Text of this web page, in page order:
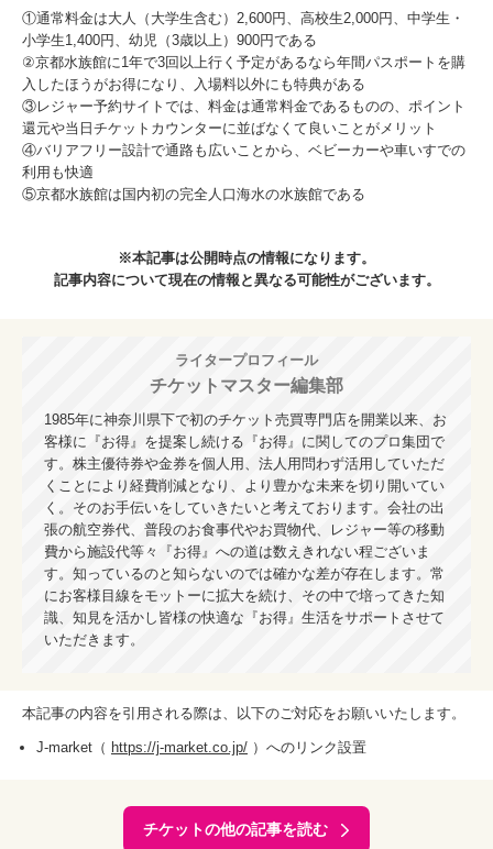
①通常料金は大人（大学生含む）2,600円、高校生2,000円、中学生・
小学生1,400円、幼児（3歳以上）900円である
②京都水族館に1年で3回以上行く予定があるなら年間パスポートを購
入したほうがお得になり、入場料以外にも特典がある
③レジャー予約サイトでは、料金は通常料金であるものの、ポイント
還元や当日チケットカウンターに並ばなくて良いことがメリット
④バリアフリー設計で通路も広いことから、ベビーカーや車いすでの
利用も快適
⑤京都水族館は国内初の完全人口海水の水族館である
※本記事は公開時点の情報になります。
記事内容について現在の情報と異なる可能性がございます。
ライタープロフィール
チケットマスター編集部
1985年に神奈川県下で初のチケット売買専門店を開業以来、お
客様に『お得』を提案し続ける『お得』に関してのプロ集団で
す。株主優待券や金券を個人用、法人用問わず活用していただ
くことにより経費削減となり、より豊かな未来を切り開いてい
く。そのお手伝いをしていきたいと考えております。会社の出
張の航空券代、普段のお食事代やお買物代、レジャー等の移動
費から施設代等々『お得』への道は数えきれない程ございま
す。知っているのと知らないのでは確かな差が存在します。常
にお客様目線をモットーに拡大を続け、その中で培ってきた知
識、知見を活かし皆様の快適な『お得』生活をサポートさせて
いただきます。
本記事の内容を引用される際は、以下のご対応をお願いいたします。
J-market（ https://j-market.co.jp/ ）へのリンク設置
チケットの他の記事を読む